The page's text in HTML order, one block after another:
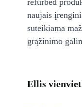
refurbed
naujais
suteikiama
grąžinimo
Ellis